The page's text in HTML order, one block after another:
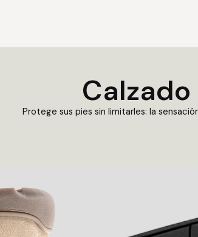
Protege sus pies sin limitarles: la